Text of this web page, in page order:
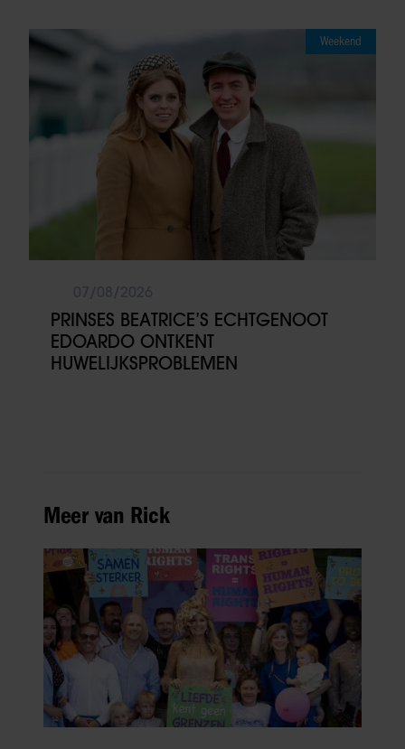
Weekend
PRINSES BEATRICE’S ECHTGENOOT
EDOARDO ONTKENT
HUWELIJKSPROBLEMEN
Meer van Rick